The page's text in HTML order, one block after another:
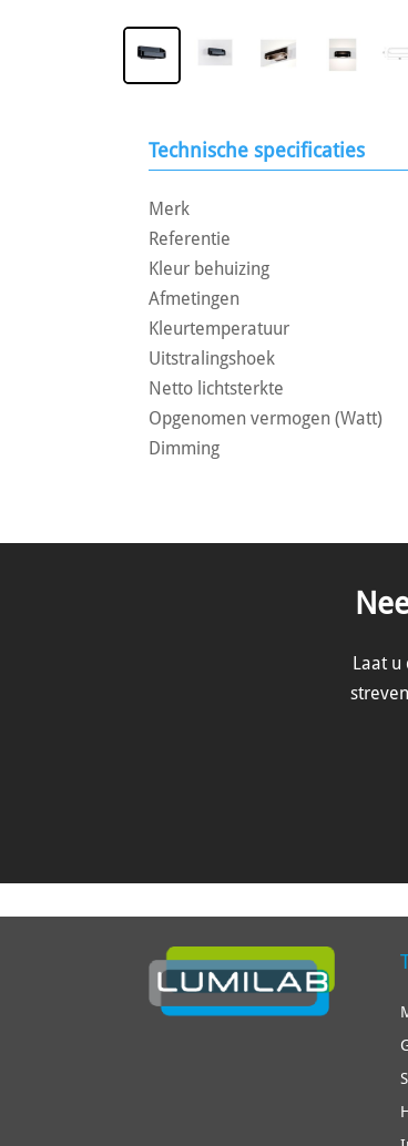
Technische specificaties
Merk
Referentie
Kleur behuizing
Afmetingen
Kleurtemperatuur
Uitstralingshoek
Netto lichtsterkte
Opgenomen vermogen (Watt)
Dimming
Laat u